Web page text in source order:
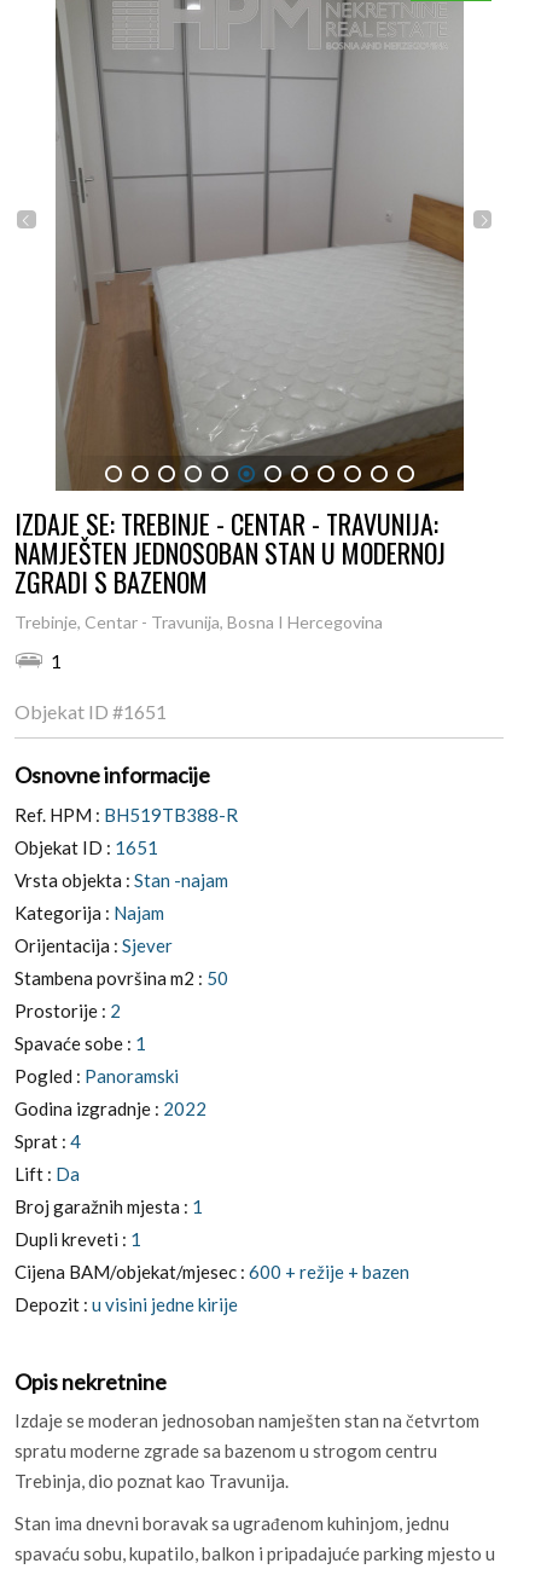
1 2 3 4 5 6 7 8 9 10 11 12
IZDAJE SE: TREBINJE - CENTAR - TRAVUNIJA:
NAMJEŠTEN JEDNOSOBAN STAN U MODERNOJ
ZGRADI S BAZENOM
Trebinje, Centar - Travunija, Bosna I Hercegovina
1
Objekat ID #1651
Osnovne informacije
Ref. HPM : BH519TB388-R
Objekat ID : 1651
Vrsta objekta : Stan -najam
Kategorija : Najam
Orijentacija : Sjever
Stambena površina m2 : 50
Prostorije : 2
Spavaće sobe : 1
Pogled : Panoramski
Godina izgradnje : 2022
Sprat : 4
Lift : Da
Broj garažnih mjesta : 1
Dupli kreveti : 1
Cijena BAM/objekat/mjesec : 600 + režije + bazen
Depozit : u visini jedne kirije
Opis nekretnine
Izdaje se moderan jednosoban namješten stan na četvrtom
spratu moderne zgrade sa bazenom u strogom centru
Trebinja, dio poznat kao Travunija.
Stan ima dnevni boravak sa ugrađenom kuhinjom, jednu
spavaću sobu, kupatilo, balkon i pripadajuće parking mjesto u